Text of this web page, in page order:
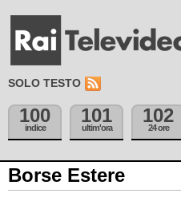
SOLO TESTO
100
indice
101
ultim'ora
102
24 ore
Borse Estere